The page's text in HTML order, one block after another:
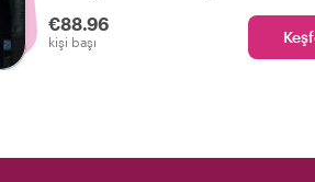
bizim emrimizdedir!
€88.96
kişi başı